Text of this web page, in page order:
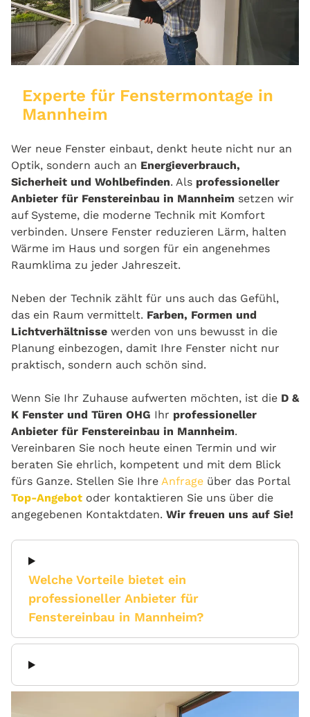
Experte für Fenstermontage in
Mannheim
Wer neue Fenster einbaut, denkt heute nicht nur an
Optik, sondern auch an Energieverbrauch,
Sicherheit und Wohlbefinden. Als professioneller
Anbieter für Fenstereinbau in Mannheim setzen wir
auf Systeme, die moderne Technik mit Komfort
verbinden. Unsere Fenster reduzieren Lärm, halten
Wärme im Haus und sorgen für ein angenehmes
Raumklima zu jeder Jahreszeit.
Neben der Technik zählt für uns auch das Gefühl,
das ein Raum vermittelt. Farben, Formen und
Lichtverhältnisse werden von uns bewusst in die
Planung einbezogen, damit Ihre Fenster nicht nur
praktisch, sondern auch schön sind.
Wenn Sie Ihr Zuhause aufwerten möchten, ist die D &
K Fenster und Türen OHG Ihr professioneller
Anbieter für Fenstereinbau in Mannheim.
Vereinbaren Sie noch heute einen Termin und wir
beraten Sie ehrlich, kompetent und mit dem Blick
fürs Ganze. Stellen Sie Ihre Anfrage über das Portal
Top-Angebot oder kontaktieren Sie uns über die
angegebenen Kontaktdaten. Wir freuen uns auf Sie!
Welche Vorteile bietet ein
professioneller Anbieter für
Fenstereinbau in Mannheim?